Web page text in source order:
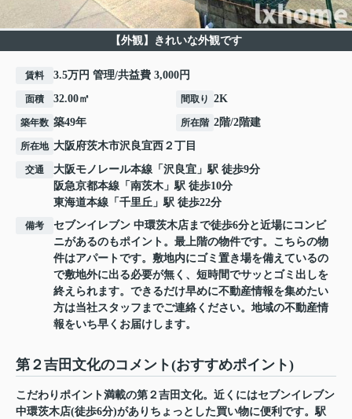
【外観】きれいな外観です
賃料 3.5万円 管理/共益費 3,000円
面積 32.00㎡ 間取り 2K
築年数 築49年 所在階 2階/2階建
所在地 大阪府茨木市沢良宜西 ２丁目
交通 大阪モノレール本線 「 沢良宜 」駅 徒歩9分
阪急京都本線 「 南茨木 」駅 徒歩10分
東海道本線 「 千里丘 」駅 徒歩22分
備考
セブンイレブン 中環茨木店まで徒歩6分と近場にコンビ
ニがあるのもポイント。最上階の物件です。こちらの物
件はアパートです。敷地内にゴミ置き場を備えているの
で敷地外に出る必要が無く、短時間でサッとゴミ出しを
終えられます。できるだけ早めに不動産情報を集めたい
方は当社スタッフまでご連絡ください。地域の不動産情
報をいち早くお届けします。
第２吉田文化のコメント(おすすめポイント)
こだわりポイント満載の第２吉田文化。近くにはセブンイレブン
中環茨木店(徒歩6分)がありちょっとした買い物に便利です。駅